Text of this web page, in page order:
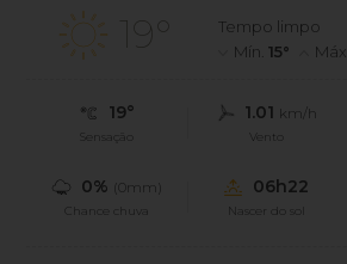
19°
Tempo limpo
Mín.15° Máx.
19°
Sensação
1.01 km/h
Vento
0% (0mm)
Chance chuva
06h22
Nascer do sol